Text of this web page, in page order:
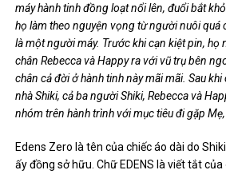
máy hành tinh đồng loạt nổi lên, đuổi bắt
họ làm theo nguyện vọng từ người nuôi quá
là một người máy. Trước khi cạn kiệt pin, họ
chân Rebecca và Happy ra với vũ trụ bên
chân cả đời ở hành tinh này mãi mãi. Sau
nhà Shiki, cả ba người Shiki, Rebecca và
nhóm trên hành trình với mục tiêu đi gặp
Edens Zero là tên của chiếc áo dài do
ấy đồng sở hữu. Chữ EDENS là viết tắt